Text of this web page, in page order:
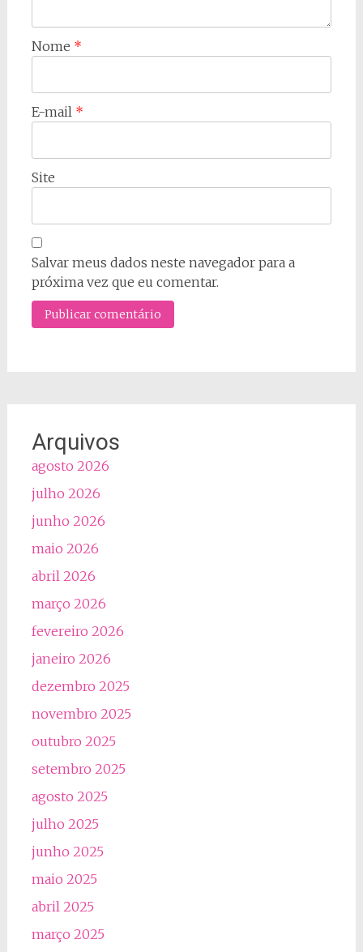
Nome *
E-mail *
Site
Salvar meus dados neste navegador para a
próxima vez que eu comentar.
Arquivos
agosto 2026
julho 2026
junho 2026
maio 2026
abril 2026
março 2026
fevereiro 2026
janeiro 2026
dezembro 2025
novembro 2025
outubro 2025
setembro 2025
agosto 2025
julho 2025
junho 2025
maio 2025
abril 2025
março 2025